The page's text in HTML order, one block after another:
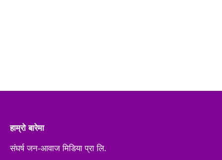
हाम्रो बारेमा
संघर्ष जन-आवाज मिडिया प्रा लि.